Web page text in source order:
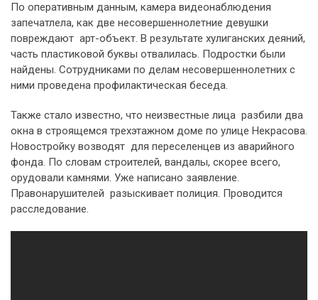
По оперативным данным, камера видеонаблюдения
запечатлела, как две несовершеннолетние девушки
повреждают арт-объект. В результате хулиганских деяний,
часть пластиковой буквы отвалилась. Подростки были
найдены. Сотрудниками по делам несовершеннолетних с
ними проведена профилактическая беседа.
Также стало известно, что неизвестные лица разбили два
окна в строящемся трехэтажном доме по улице Некрасова.
Новостройку возводят для переселенцев из аварийного
фонда. По словам строителей, вандалы, скорее всего,
орудовали камнями. Уже написано заявление.
Правонарушителей разыскивает полиция. Проводится
расследование.